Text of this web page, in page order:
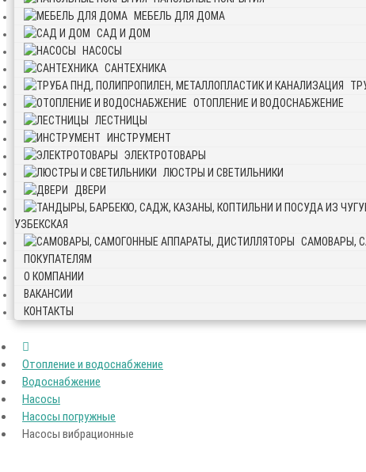
МЕБЕЛЬ ДЛЯ ДОМА
САД И ДОМ
НАСОСЫ
САНТЕХНИКА
ОТОПЛЕНИЕ И ВОДОСНАБЖЕНИЕ
ЛЕСТНИЦЫ
ИНСТРУМЕНТ
ЭЛЕКТРОТОВАРЫ
ЛЮСТРЫ И СВЕТИЛЬНИКИ
ДВЕРИ
УЗБЕКСКАЯ
САМОВАРЫ,
ПОКУПАТЕЛЯМ
О КОМПАНИИ
ВАКАНСИИ
КОНТАКТЫ
Отопление и водоснабжение
Водоснабжение
Насосы
Насосы погружные
Насосы вибрационные